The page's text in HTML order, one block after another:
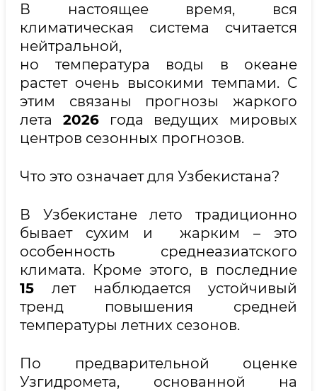
В настоящее время, вся
климатическая система считается
нейтральной,
но температура воды в океане
растет очень высокими темпами. С
этим связаны прогнозы жаркого
лета 2026года ведущих мировых
центров сезонных прогнозов.
Что это означает для Узбекистана?
В Узбекистане лето традиционно
бывает сухим и жарким – это
особенность среднеазиатского
климата. Кроме этого, в последние
15лет наблюдается устойчивый
тренд повышения средней
температуры летних сезонов.
По предварительной оценке
Узгидромета, основанной на